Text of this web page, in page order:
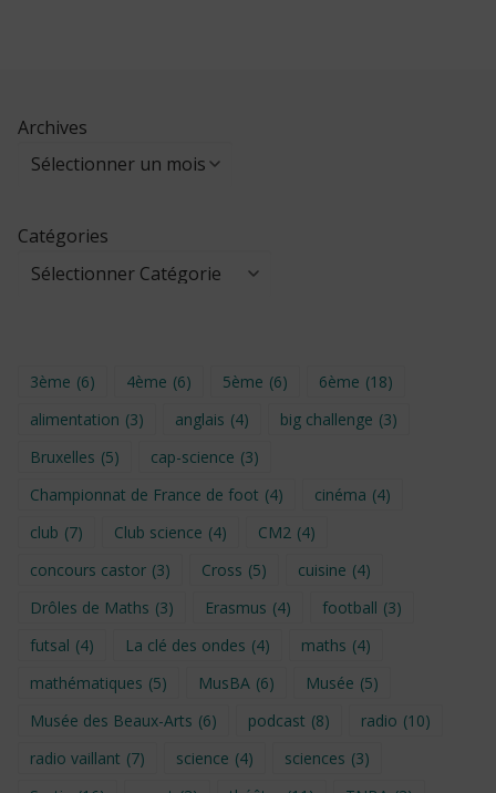
Archives
Catégories
3ème (6) 4ème (6) 5ème (6) 6ème (18)
alimentation (3) anglais (4) big challenge (3)
Bruxelles (5) cap-science (3)
Championnat de France de foot (4) cinéma (4)
club (7) Club science (4) CM2 (4)
concours castor (3) Cross (5) cuisine (4)
Drôles de Maths (3) Erasmus (4) football (3)
futsal (4) La clé des ondes (4) maths (4)
mathématiques (5) MusBA (6) Musée (5)
Musée des Beaux-Arts (6) podcast (8) radio (10)
radio vaillant (7) science (4) sciences (3)